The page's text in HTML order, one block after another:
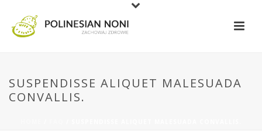
SUSPENDISSE ALIQUET MALESUADA
CONVALLIS.